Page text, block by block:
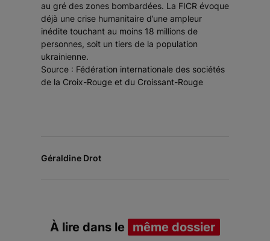
au gré des zones bombardées. La FICR évoque
déjà une crise humanitaire d’une ampleur
inédite touchant au moins 18 millions de
personnes, soit un tiers de la population
ukrainienne.
Source : Fédération internationale des sociétés
de la Croix-Rouge et du Croissant-Rouge
Géraldine Drot
À lire dans le même dossier